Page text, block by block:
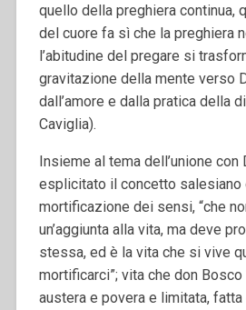
quello della preghiera continua,
del cuore fa sì che la preghiera
l’abitudine del pregare si
gravitazione della mente verso
dall’amore e dalla pratica della
Caviglia).
Insieme al tema dell’unione con
esplicitato il concetto salesiano
mortificazione dei sensi, “che
un’aggiunta alla vita, ma deve
stessa, ed è la vita che si vive
mortificarci”; vita che don Bosco
austera e povera e limitata,